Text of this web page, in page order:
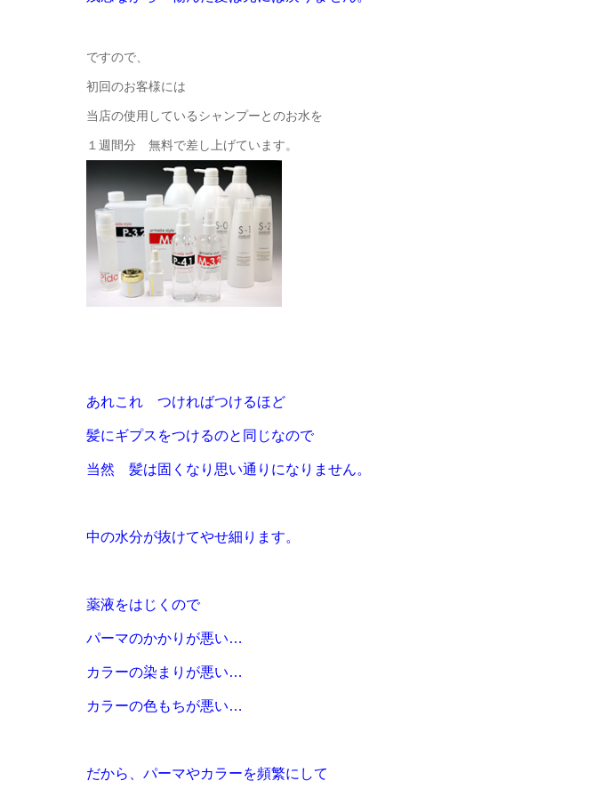
ですので、
初回のお客様には
当店の使用しているシャンプーとのお水を
１週間分 無料で差し上げています。
あれこれ つければつけるほど
髪にギプスをつけるのと同じなので
当然 髪は固くなり思い通りになりません。
中の水分が抜けてやせ細ります。
薬液をはじくので
パーマのかかりが悪い…
カラーの染まりが悪い…
カラーの色もちが悪い…
だから、パーマやカラーを頻繁にして